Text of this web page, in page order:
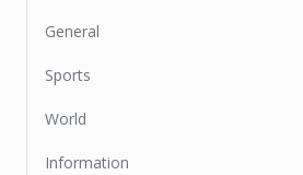
General
Sports
World
Information